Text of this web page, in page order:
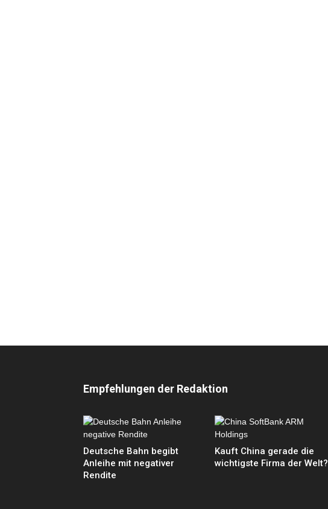
Empfehlungen der Redaktion
Deutsche Bahn begibt
Anleihe mit negativer
Rendite
Kauft China gerade die
wichtigste Firma der Welt?